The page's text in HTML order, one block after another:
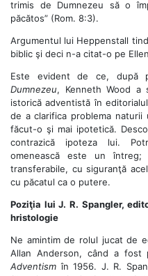
trimis de Dumnezeu să o
păcătos” (Rom. 8:3).
Argumentul lui Heppenstall
biblic şi deci n-a citat-o pe
Este evident de ce, după
Dumnezeu, Kenneth Wood a
istorică adventistă în
de a clarifica problema
făcut-o şi mai ipotetică.
contrazică ipoteza lui.
omenească este un
transferabile, cu siguranţă
cu păcatul ca o putere.
Poziţia lui J. R. Spangler,
hristologie
Ne amintim de rolul jucat de
Allan Anderson, când a fost
Adventism în 1956. J. R.